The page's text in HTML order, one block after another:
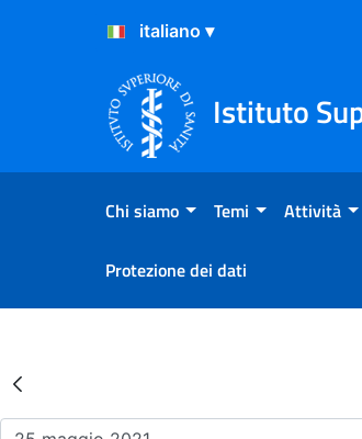
Salta al Contenuto
Salta al Footer
Istituto
Chi siamo Temi Attività
Protezione dei dati
Risultati della